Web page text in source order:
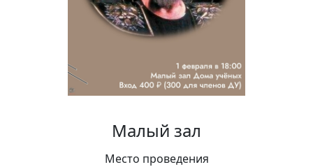
Вакансии
Малый зал
Место проведения